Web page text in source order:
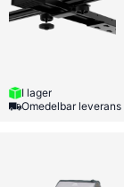
I lager
Omedelbar leverans